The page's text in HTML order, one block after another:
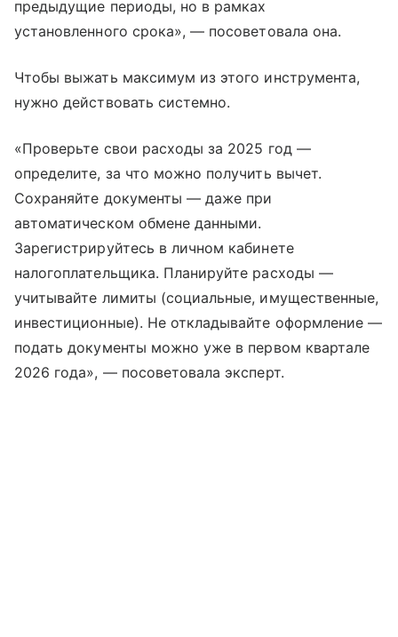
предыдущие периоды, но в рамках
установленного срока», — посоветовала она.
Чтобы выжать максимум из этого инструмента,
нужно действовать системно.
«Проверьте свои расходы за 2025 год —
определите, за что можно получить вычет.
Сохраняйте документы — даже при
автоматическом обмене данными.
Зарегистрируйтесь в личном кабинете
налогоплательщика. Планируйте расходы —
учитывайте лимиты (социальные, имущественные,
инвестиционные). Не откладывайте оформление —
подать документы можно уже в первом квартале
2026 года», — посоветовала эксперт.